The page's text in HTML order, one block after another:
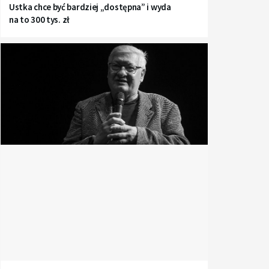
Ustka chce być bardziej „dostępna” i wyda
na to 300 tys. zł